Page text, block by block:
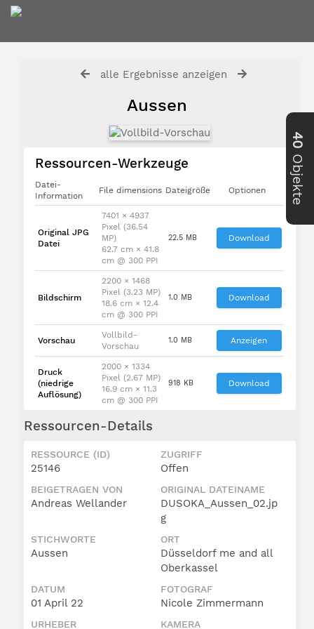
alle Ergebnisse anzeigen
Aussen
Ressourcen-Werkzeuge
Datei-
Information
File dimensions Dateigröße Optionen
Original JPG
Datei
7401 × 4937
Pixel (36.54
MP)
62.7 cm × 41.8
cm @ 300 PPI
22.5 MB Download
Bildschirm
2200 × 1468
Pixel (3.23 MP)
18.6 cm × 12.4
cm @ 300 PPI
1.0 MB Download
Vorschau
Vollbild-
Vorschau
1.0 MB Anzeigen
Druck
(niedrige
Auflösung)
2000 × 1334
Pixel (2.67 MP)
16.9 cm × 11.3
cm @ 300 PPI
918 KB Download
Ressourcen-Details
RESSOURCE (ID)
25146
ZUGRIFF
Offen
BEIGETRAGEN VON
Andreas Wellander
ORIGINAL DATEINAME
DUSOKA_Aussen_02.jp
g
STICHWORTE
Aussen
ORT
Düsseldorf me and all
Oberkassel
DATUM
01 April 22
FOTOGRAF
Nicole Zimmermann
URHEBER KAMERA
40
Objekte